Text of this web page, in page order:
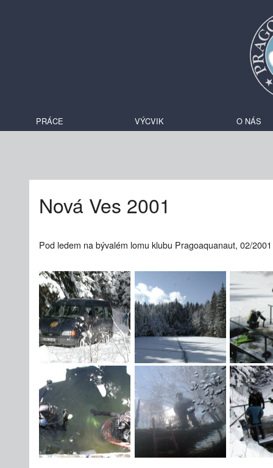
PRÁCE VÝCVIK O NÁS
Nová Ves 2001
Pod ledem na bývalém lomu klubu Pragoaquanaut, 02/2001